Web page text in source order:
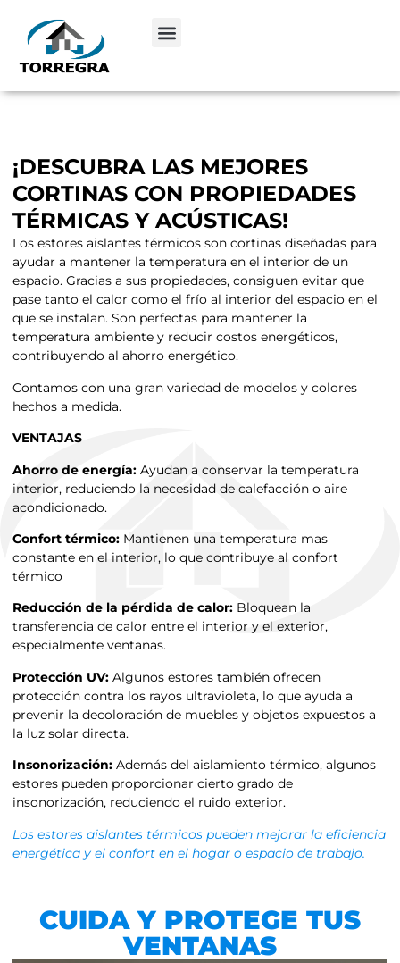
CUIDA Y PROTEGE TUS
VENTANAS
¡DESCUBRA LAS MEJORES
CORTINAS CON PROPIEDADES
TÉRMICAS Y ACÚSTICAS!
Los estores aislantes térmicos son cortinas diseñadas para
ayudar a mantener la temperatura en el interior de un
espacio. Gracias a sus propiedades, consiguen evitar que
pase tanto el calor como el frío al interior del espacio en el
que se instalan. Son perfectas para mantener la
temperatura ambiente y reducir costos energéticos,
contribuyendo al ahorro energético.
Contamos con una gran variedad de modelos y colores
hechos a medida.
VENTAJAS
Ahorro de energía: Ayudan a conservar la temperatura
interior, reduciendo la necesidad de calefacción o aire
acondicionado.
Confort térmico: Mantienen una temperatura mas
constante en el interior, lo que contribuye al confort
térmico
Reducción de la pérdida de calor: Bloquean la
transferencia de calor entre el interior y el exterior,
especialmente ventanas.
Protección UV: Algunos estores también ofrecen
protección contra los rayos ultravioleta, lo que ayuda a
prevenir la decoloración de muebles y objetos expuestos a
la luz solar directa.
Insonorización: Además del aislamiento térmico, algunos
estores pueden proporcionar cierto grado de
insonorización, reduciendo el ruido exterior.
Los estores aislantes térmicos pueden mejorar la eficiencia
energética y el confort en el hogar o espacio de trabajo.